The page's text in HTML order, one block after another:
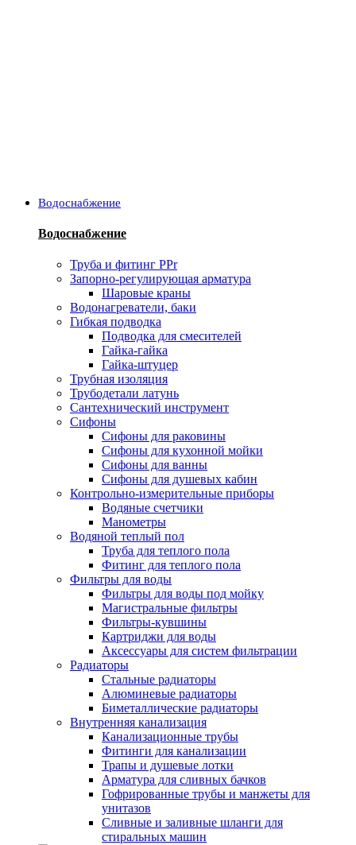
Водоснабжение
Водоснабжение
Труба и фитинг PPr
Запорно-регулирующая арматура
Шаровые краны
Водонагреватели, баки
Гибкая подводка
Подводка для смесителей
Гайка-гайка
Гайка-штуцер
Трубная изоляция
Трубодетали латунь
Сантехнический инструмент
Сифоны
Сифоны для раковины
Сифоны для кухонной мойки
Сифоны для ванны
Сифоны для душевых кабин
Контрольно-измерительные приборы
Водяные счетчики
Манометры
Водяной теплый пол
Труба для теплого пола
Фитинг для теплого пола
Фильтры для воды
Фильтры для воды под мойку
Магистральные фильтры
Фильтры-кувшины
Картриджи для воды
Аксессуары для систем фильтрации
Радиаторы
Стальные радиаторы
Алюминевые радиаторы
Биметаллические радиаторы
Внутренняя канализация
Канализационные трубы
Фитинги для канализации
Трапы и душевые лотки
Арматура для сливных бачков
Гофрированные трубы и манжеты для
унитазов
Сливные и заливные шланги для
стиральных машин